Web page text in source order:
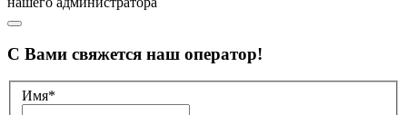
С Вами свяжется наш оператор!
Имя*